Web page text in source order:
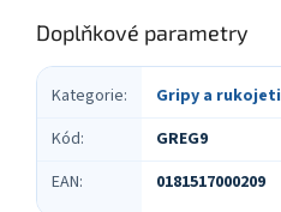
Doplňkové parametry
Kategorie:
Gripy a rukojeti
Kód:
GREG9
EAN: 0181517000209